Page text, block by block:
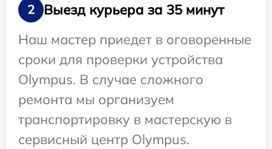
2
Выезд курьера за 35 минут
Наш мастер приедет в оговоренные
сроки для проверки устройства
Olympus. В случае сложного
ремонта мы организуем
транспортировку в мастерскую в
сервисный центр Olympus.